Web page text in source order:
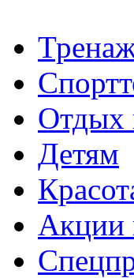
Отдых
Детям
Акции